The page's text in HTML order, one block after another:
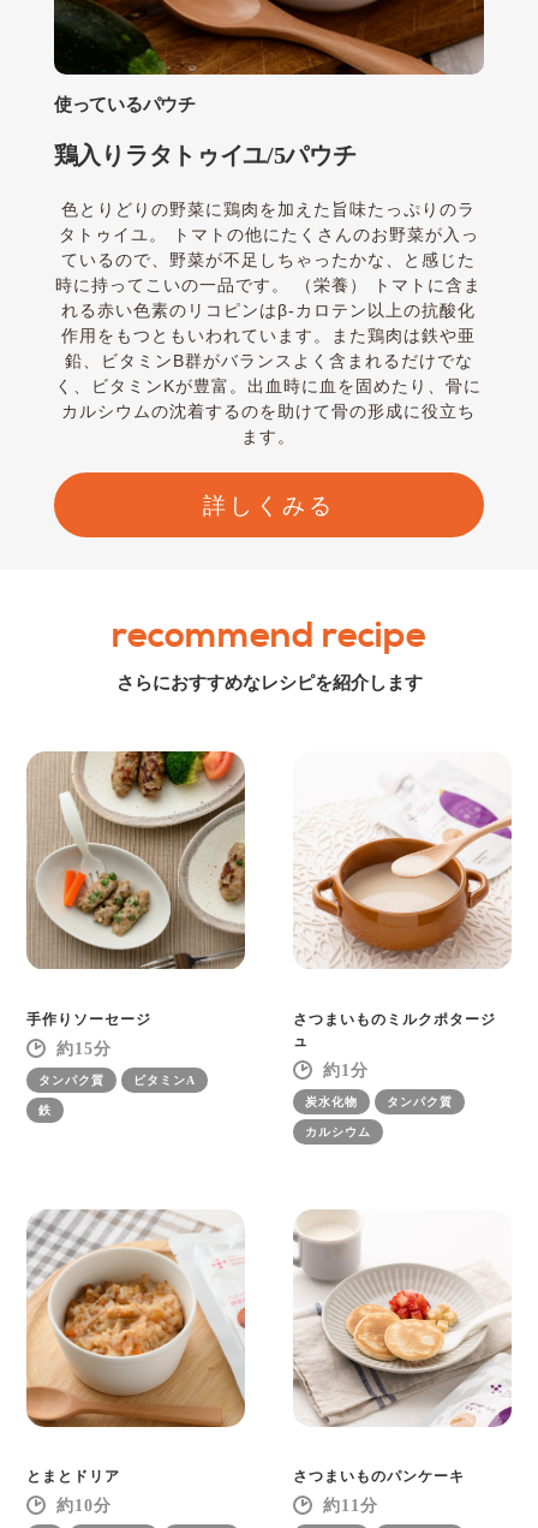
使っているパウチ
鶏入りラタトゥイユ/5パウチ
色とりどりの野菜に鶏肉を加えた旨味たっぷりのラ
タトゥイユ。 トマトの他にたくさんのお野菜が入っ
ているので、野菜が不足しちゃったかな、と感じた
時に持ってこいの一品です。 （栄養） トマトに含ま
れる赤い色素のリコピンはβ-カロテン以上の抗酸化
作用をもつともいわれています。また鶏肉は鉄や亜
鉛、ビタミンB群がバランスよく含まれるだけでな
く、ビタミンKが豊富。出血時に血を固めたり、骨に
カルシウムの沈着するのを助けて骨の形成に役立ち
ます。
詳しくみる
recommend recipe
さらにおすすめなレシピを紹介します
手作りソーセージ
15
タンパク質 ビタミンA
鉄
さつまいものミルクポタージ
ュ
1
炭水化物 タンパク質
カルシウム
とまとドリア
10
さつまいものパンケーキ
11